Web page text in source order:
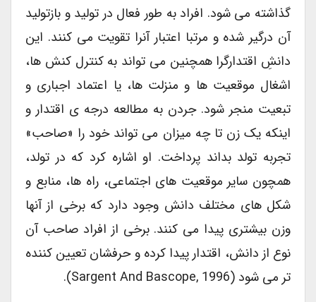
گذاشته می شود. افراد به طور فعال در تولید و بازتولید
آن درگیر شده و مرتبا اعتبار آنرا تقویت می کنند. این
دانشِ اقتدارگرا همچنین می تواند به کنترل کنش ها،
اشغال موقعیت ها و منزلت ها، یا اعتماد اجباری و
تبعیت منجر شود. جردن به مطالعه درجه ی اقتدار و
اینکه یک زن تا چه میزان می تواند خود را «صاحب»
تجربه تولد بداند پرداخت. او اشاره کرد که در تولد،
همچون سایر موقعیت های اجتماعی، راه ها، منابع و
شکل های مختلف دانش وجود دارد که برخی از آنها
وزن بیشتری پیدا می کنند. برخی از افراد صاحب آن
نوع از دانش، اقتدار پیدا کرده و حرفشان تعیین کننده
تر می شود (Sargent And Bascope, 1996).